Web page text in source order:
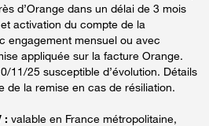
d’Orange dans un délai de 3 mois
activation du compte de la
engagement mensuel ou avec
appliquée sur la facture Orange.
11/25 susceptible d’évolution. Détails
de la remise en cas de résiliation.
: valable en France métropolitaine,